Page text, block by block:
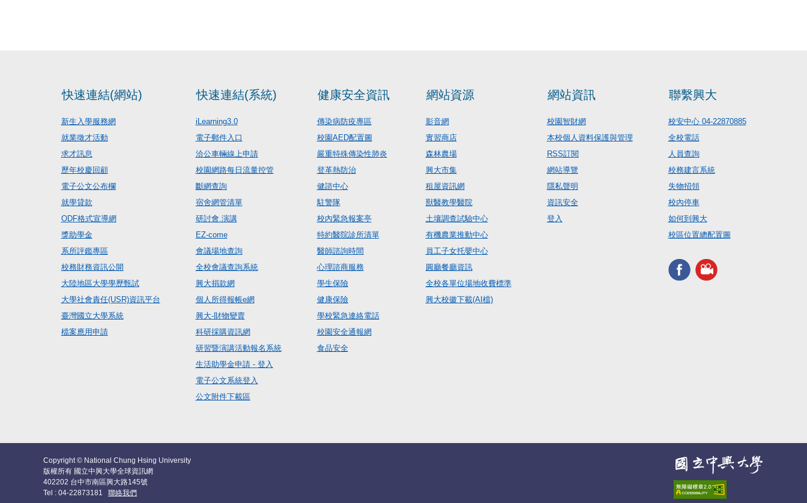
快速連結(網站)
新生入學服務網
就業徵才活動
求才訊息
歷年校慶回顧
電子公文公布欄
就學貸款
ODF格式宣導網
獎助學金
系所評鑑專區
校務財務資訊公開
大陸地區大學學歷甄試
大學社會責任(USR)資訊平台
臺灣國立大學系統
檔案應用申請
快速連結(系統)
iLearning3.0
電子郵件入口
洽公車輛線上申請
校園網路每日流量控管
斷網查詢
宿舍網管清單
研討會.演講
EZ-come
會議場地查詢
全校會議查詢系統
興大捐款網
個人所得報帳e網
興大-財物變賣
科研採購資訊網
研習暨演講活動報名系統
生活助學金申請 - 登入
電子公文系統登入
公文附件下載區
健康安全資訊
傳染病防疫專區
校園AED配置圖
嚴重特殊傳染性肺炎
登革熱防治
健諮中心
駐警隊
校內緊急報案亭
特約醫院診所清單
醫師諮詢時間
心理諮商服務
學生保險
健康保險
學校緊急連絡電話
校園安全通報網
食品安全
網站資源
影音網
實習商店
森林農場
興大市集
租屋資訊網
獸醫教學醫院
土壤調查試驗中心
有機農業推動中心
員工子女托嬰中心
圓廳餐廳資訊
全校各單位場地收費標準
興大校徽下載(AI檔)
網站資訊
校園智財網
本校個人資料保護與管理
RSS訂閱
網站導覽
隱私聲明
資訊安全
登入
聯繫興大
校安中心 04-22870885
全校電話
人員查詢
校務建言系統
失物招領
校內停車
如何到興大
校區位置總配置圖
Copyright © National Chung Hsing University
版權所有 國立中興大學全球資訊網
402202 台中市南區興大路145號
Tel : 04-22873181 聯絡我們